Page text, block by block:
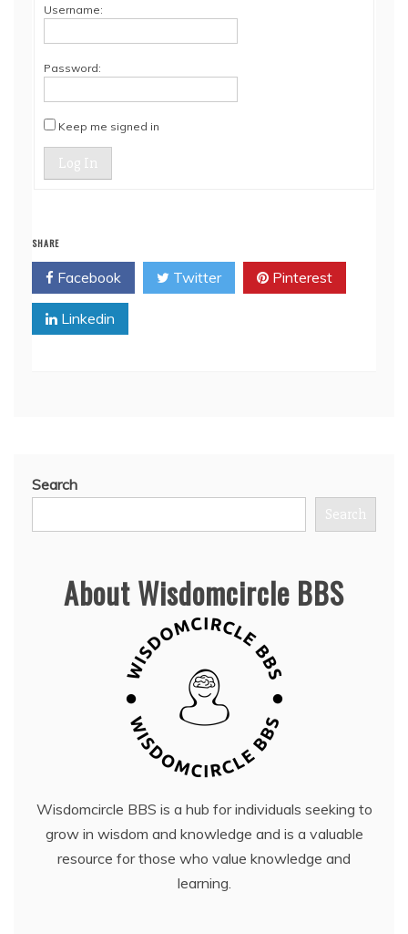
Username:
Password:
Keep me signed in
Log In
SHARE
Facebook Twitter Pinterest
Linkedin
Search
Search
About Wisdomcircle BBS
Wisdomcircle BBS is a hub for individuals seeking to
grow in wisdom and knowledge and is a valuable
resource for those who value knowledge and
learning.